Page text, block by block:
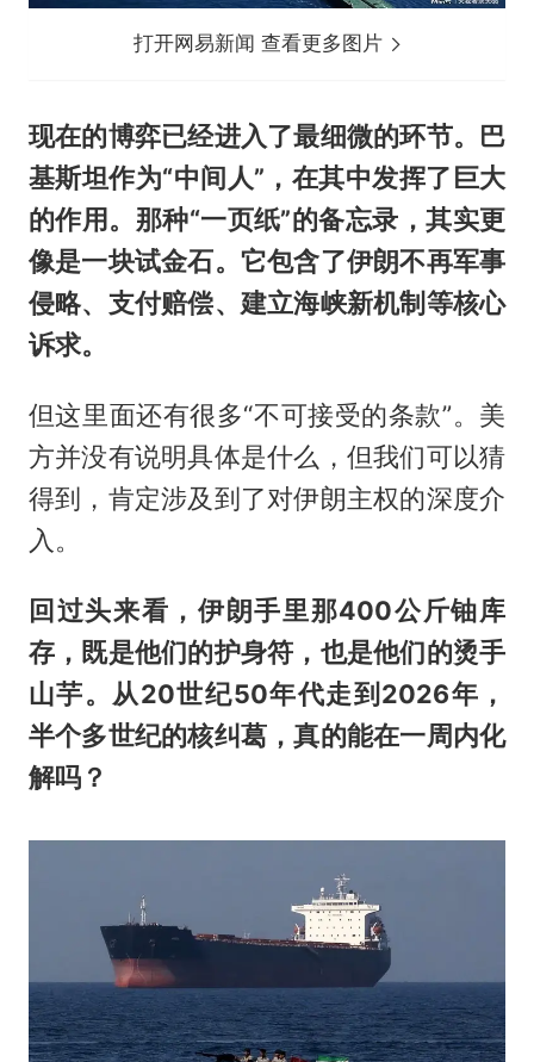
打开网易新闻 查看更多图片
现在的博弈已经进入了最细微的环节。巴
基斯坦作为“中间人”，在其中发挥了巨大
的作用。那种“一页纸”的备忘录，其实更
像是一块试金石。它包含了伊朗不再军事
侵略、支付赔偿、建立海峡新机制等核心
诉求。
但这里面还有很多“不可接受的条款”。美
方并没有说明具体是什么，但我们可以猜
得到，肯定涉及到了对伊朗主权的深度介
入。
回过头来看，伊朗手里那400公斤铀库
存，既是他们的护身符，也是他们的烫手
山芋。从20世纪50年代走到2026年，
半个多世纪的核纠葛，真的能在一周内化
解吗？